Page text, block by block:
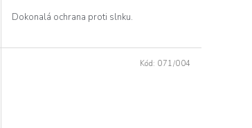
Dokonalá ochrana proti slnku.
Kód: 071/004